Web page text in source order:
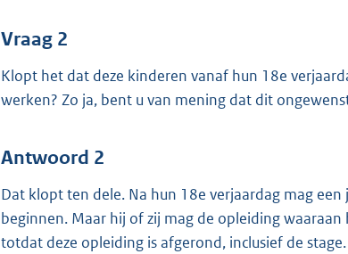
Vraag 2
Klopt het dat deze kinderen vanaf hun 18e
werken? Zo ja, bent u van mening dat dit
Antwoord 2
Dat klopt ten dele. Na hun 18e verjaardag mag
beginnen. Maar hij of zij mag de opleiding
totdat deze opleiding is afgerond, inclusief de